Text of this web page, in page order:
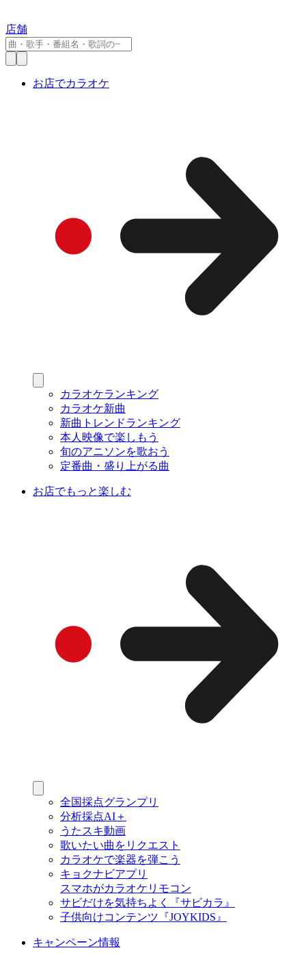
店舗
お店でカラオケ
カラオケランキング
カラオケ新曲
新曲トレンドランキング
本人映像で楽しもう
旬のアニソンを歌おう
定番曲・盛り上がる曲
お店でもっと楽しむ
全国採点グランプリ
分析採点AI＋
うたスキ動画
歌いたい曲をリクエスト
カラオケで楽器を弾こう
キョクナビアプリ
スマホがカラオケリモコン
サビだけを気持ちよく『サビカラ』
子供向けコンテンツ『JOYKIDS』
キャンペーン情報